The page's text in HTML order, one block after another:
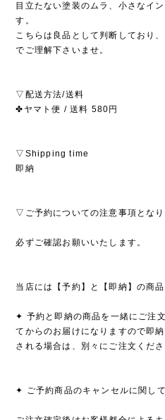
目立たない塗装のムラ、小さなイ
す。
こちらは良品として判断しており
でご理解下さいませ。
▽配送方法/送料
✤ヤマト便 / 送料 580円
▽Shipping time
即納
▽ご予約についての注意事項とな
必ずご確認お願いいたします。
当店には【予約】と【即納】の商
✦ 予約と即納の商品を一緒にご注
てからのお届けになりますので即
される場合は、別々にご注文くだ
✦ ご予約商品のキャンセルに関して